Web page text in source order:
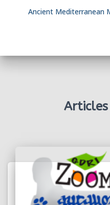
Ancient Mediterranean